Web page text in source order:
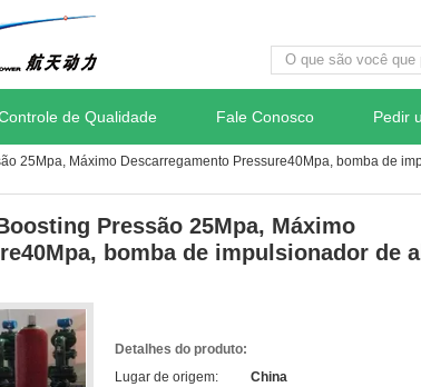
de Qualidade Fale Conosco Pedir
25Mpa, Máximo Descarregamento Pressure40Mpa, bomba de
Pressão 25Mpa, Máximo
bomba de impulsionador de
Detalhes do produto:
Lugar de origem:
China